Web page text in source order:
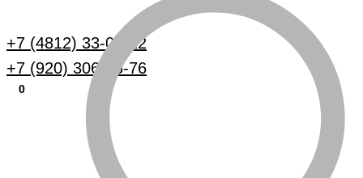
+7 (4812) 33-00-22
+7 (920) 306-25-76
0